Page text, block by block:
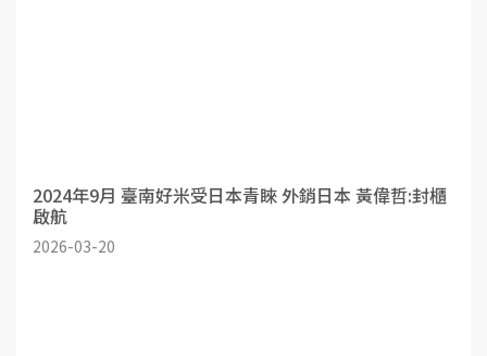
2024年9月 臺南好米受日本青睞 外銷日本 黃偉哲:封櫃
啟航
2026-03-20